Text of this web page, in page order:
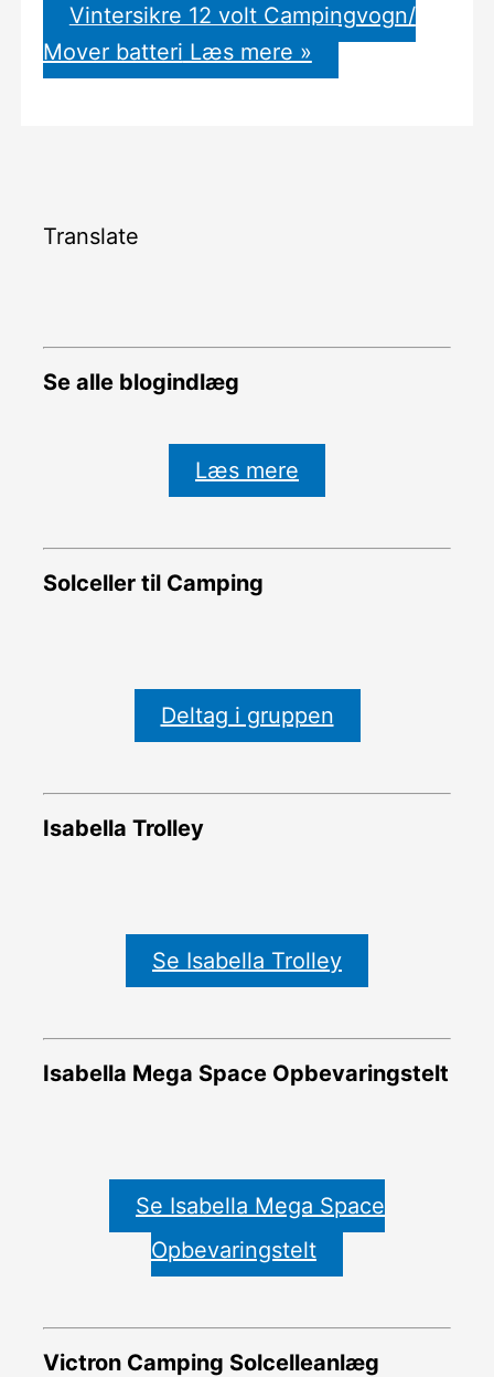
Vintersikre 12 volt Campingvogn/
Mover batteri Læs mere »
Translate
Se alle blogindlæg
Læs mere
Solceller til Camping
Deltag i gruppen
Isabella Trolley
Se Isabella Trolley
Isabella Mega Space Opbevaringstelt
Se Isabella Mega Space
Opbevaringstelt
Victron Camping Solcelleanlæg